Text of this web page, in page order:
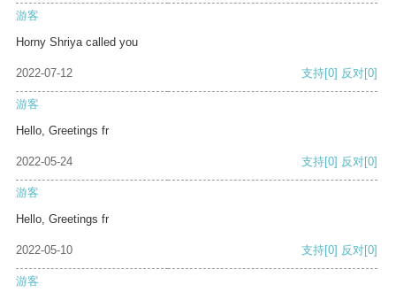
游客
Horny Shriya called you
2022-07-12 支持[0] 反对[0]
游客
Hello, Greetings fr
2022-05-24 支持[0] 反对[0]
游客
Hello, Greetings fr
2022-05-10 支持[0] 反对[0]
游客